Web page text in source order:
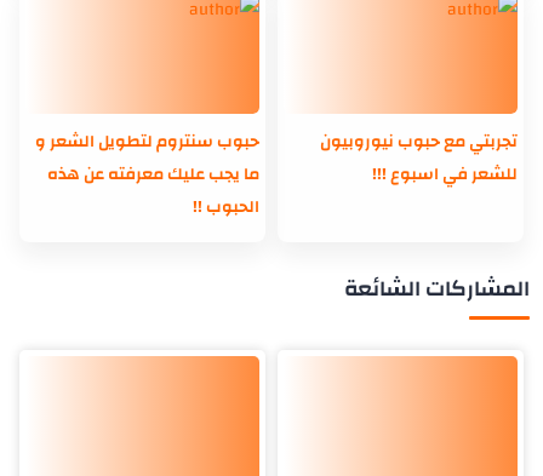
تجربتي مع حبوب نيوروبيون
للشعر في اسبوع !!!
حبوب سنتروم لتطويل الشعر و
ما يجب عليك معرفته عن هذه
الحبوب !!
المشاركات الشائعة